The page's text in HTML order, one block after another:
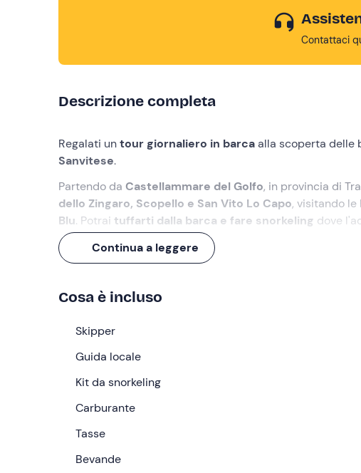
Contattaci
Descrizione completa
Regalati untour giornaliero in barcaalla scoperta delle
Sanvitese.
Partendo da Castellammare del Golfo, in provincia di
dello Zingaro, Scopello e San Vito Lo Capo, visitando
Blu. Potrai tuffarti dalla barca e fare snorkeling dove
Che aspetti? Unisciti a noi per una
L'imbarco è previsto alle ore
Cala Bianca
Navigheremo per circa 20 minuti prima di raggiungere la
alcune grotte naturali, tra cui
rotta versoCala Rossa
turchese e ai tanti pesci che la popolano.
Successivamente passeremo per la
Continua a leggere
Cosa è incluso
Skipper
Guida locale
Kit da snorkeling
Carburante
Tasse
Bevande